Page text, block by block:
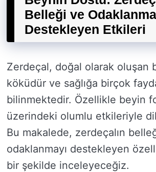
Belleği ve
Destekleyen Etkileri
Zerdeçal, doğal olarak oluşan
köküdür ve sağlığa birçok
bilinmektedir. Özellikle beyin
üzerindeki olumlu etkileriyle
Bu makalede, zerdeçalın
odaklanmayı destekleyen
bir şekilde inceleyeceğiz.